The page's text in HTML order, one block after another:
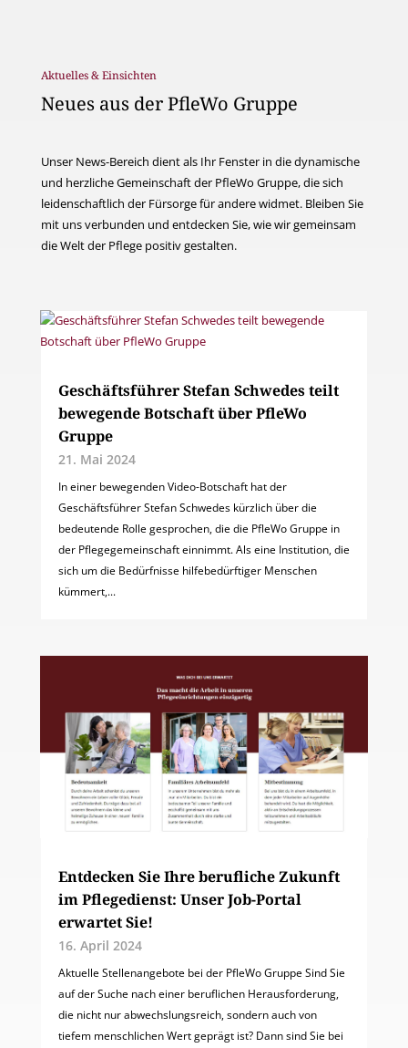
Aktuelles & Einsichten
Neues aus der PfleWo Gruppe
Unser News-Bereich dient als Ihr Fenster in die dynamische
und herzliche Gemeinschaft der PfleWo Gruppe, die sich
leidenschaftlich der Fürsorge für andere widmet. Bleiben Sie
mit uns verbunden und entdecken Sie, wie wir gemeinsam
die Welt der Pflege positiv gestalten.
Geschäftsführer Stefan Schwedes teilt
bewegende Botschaft über PfleWo
Gruppe
21. Mai 2024
In einer bewegenden Video-Botschaft hat der
Geschäftsführer Stefan Schwedes kürzlich über die
bedeutende Rolle gesprochen, die die PfleWo Gruppe in
der Pflegegemeinschaft einnimmt. Als eine Institution, die
sich um die Bedürfnisse hilfebedürftiger Menschen
kümmert,...
Entdecken Sie Ihre berufliche Zukunft
im Pflegedienst: Unser Job-Portal
erwartet Sie!
16. April 2024
Aktuelle Stellenangebote bei der PfleWo Gruppe Sind Sie
auf der Suche nach einer beruflichen Herausforderung,
die nicht nur abwechslungsreich, sondern auch von
tiefem menschlichen Wert geprägt ist? Dann sind Sie bei